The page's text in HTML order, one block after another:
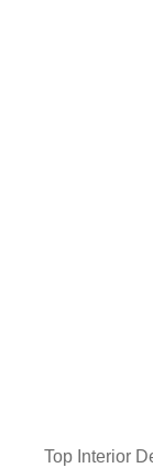
Top Interior